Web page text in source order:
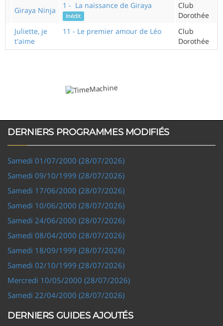
Giraya Ninja
1 - La naissance de Giraya
Inédit
Club
Dorothée
Juliette, je
t'aime
11 - Le premier amour de Léo
Club
Dorothée
DERNIERS PROGRAMMES MODIFIÉS
Samedi 01/07/2000 (28/07/2026)
Samedi 09/10/1999 (28/07/2026)
Samedi 17/06/2000 (28/07/2026)
Samedi 10/06/2000 (28/07/2026)
Samedi 24/06/2000 (28/07/2026)
Samedi 08/04/2000 (28/07/2026)
Samedi 18/09/1999 (28/07/2026)
Samedi 02/10/1999 (28/07/2026)
Mercredi 10/05/2000 (28/07/2026)
Samedi 22/04/2000 (28/07/2026)
DERNIERS GUIDES AJOUTÉS